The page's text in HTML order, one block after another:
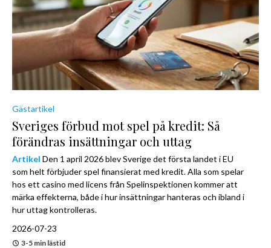
Gästartikel
Sveriges förbud mot spel på kredit: Så
förändras insättningar och uttag
Artikel Den 1 april 2026 blev Sverige det första landet i EU
som helt förbjuder spel finansierat med kredit. Alla som spelar
hos ett casino med licens från Spelinspektionen kommer att
märka effekterna, både i hur insättningar hanteras och ibland i
hur uttag kontrolleras.
2026-07-23
3-5 min lästid